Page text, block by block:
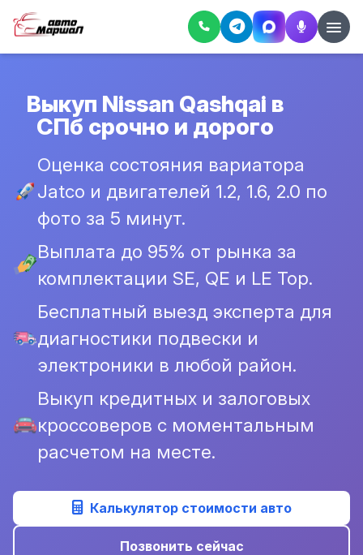
Выкуп Nissan Qashqai в
СПб срочно и дорого
Оценка состояния вариатора
Jatco и двигателей 1.2, 1.6, 2.0 по
фото за 5 минут.
Выплата до 95% от рынка за
комплектации SE, QE и LE Top.
Бесплатный выезд эксперта для
диагностики подвески и
электроники в любой район.
Выкуп кредитных и залоговых
кроссоверов с моментальным
расчетом на месте.
Калькулятор стоимости авто
Позвонить сейчас